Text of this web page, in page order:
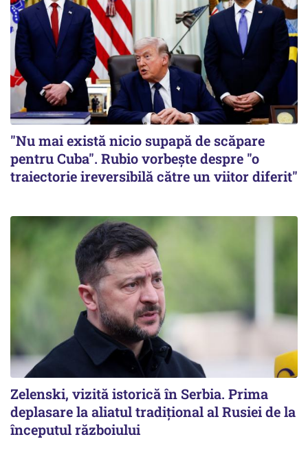
"Nu mai există nicio supapă de scăpare
pentru Cuba". Rubio vorbește despre "o
traiectorie ireversibilă către un viitor diferit"
Zelenski, vizită istorică în Serbia. Prima
deplasare la aliatul tradițional al Rusiei de la
începutul războiului